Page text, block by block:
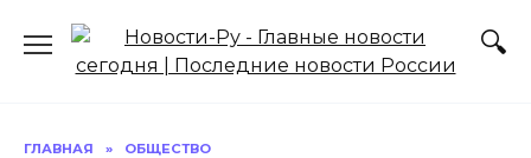
содержанию
ГЛАВНАЯ » ОБЩЕСТВО